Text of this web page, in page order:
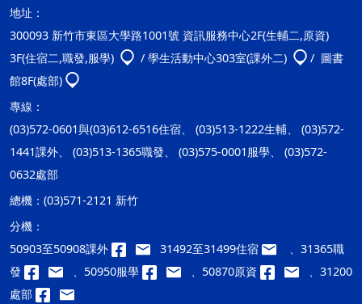
地址：
300093 新竹市東區大學路1001號 資訊服務中心2F(生輔二,原資)
3F(住宿二,職發,服學)
/ 學生活動中心303室(課外二)
/ 圖書
館8F(處部)
專線：
(03)572-0601與(03)612-6516住宿、 (03)513-1222生輔、 (03)572-
1441課外、 (03)513-1365職發、 (03)575-0001服學、 (03)572-
0632處部
總機： (03)571-2121 新竹
分機：
50903至50908課外
31492至31499住宿
、31365職
發
、50950服學 、50870原資
、31200
處部